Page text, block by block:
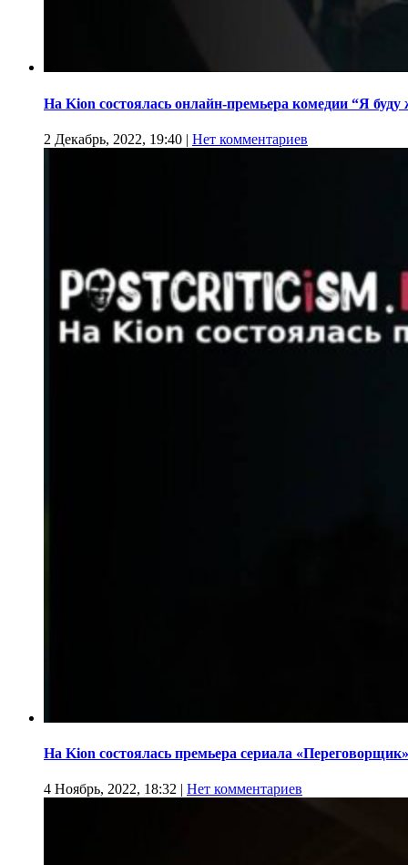
На Kion cостоялась онлайн-премьера комедии “Я буду
2 Декабрь, 2022, 19:40 | Нет комментариев
На Kion состоялась премьера сериала «Переговорщик»
4 Ноябрь, 2022, 18:32 | Нет комментариев